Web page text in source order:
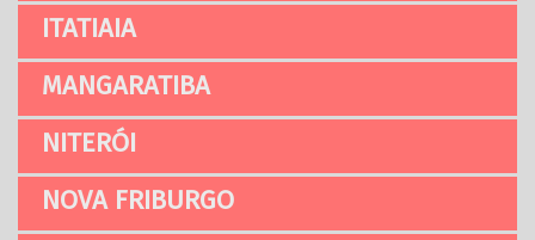
ITATIAIA
MANGARATIBA
NITERÓI
NOVA FRIBURGO